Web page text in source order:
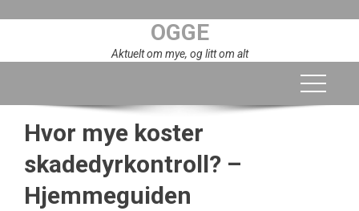
OGGE
Aktuelt om mye, og litt om alt
Hvor mye koster
skadedyrkontroll? –
Hjemmeguiden